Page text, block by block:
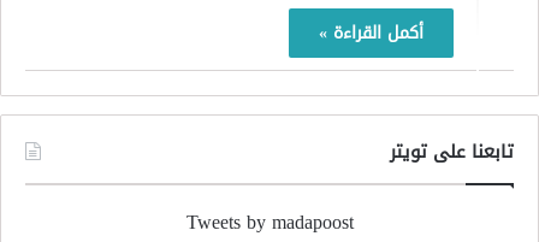
أكمل القراءة »
تابعنا على تويتر
Tweets by madapoost